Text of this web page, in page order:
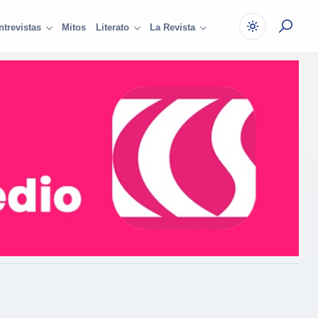
Mitos Literato La Revista